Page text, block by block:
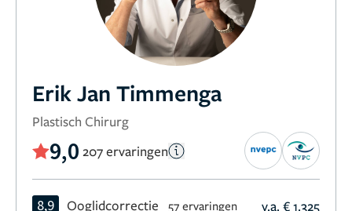
Erik Jan Timmenga
Plastisch Chirurg
9,0 207 ervaringen
8,9 Ooglidcorrectie 57 ervaringen v.a. € 1.325